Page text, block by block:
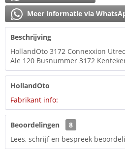
Meer informatie via
Beschrijving
HollandOto 3172 Connexxion
Ale 120 Busnummer 3172
HollandOto
Fabrikant info:
Beoordelingen
8
Lees, schrijf en bespreek